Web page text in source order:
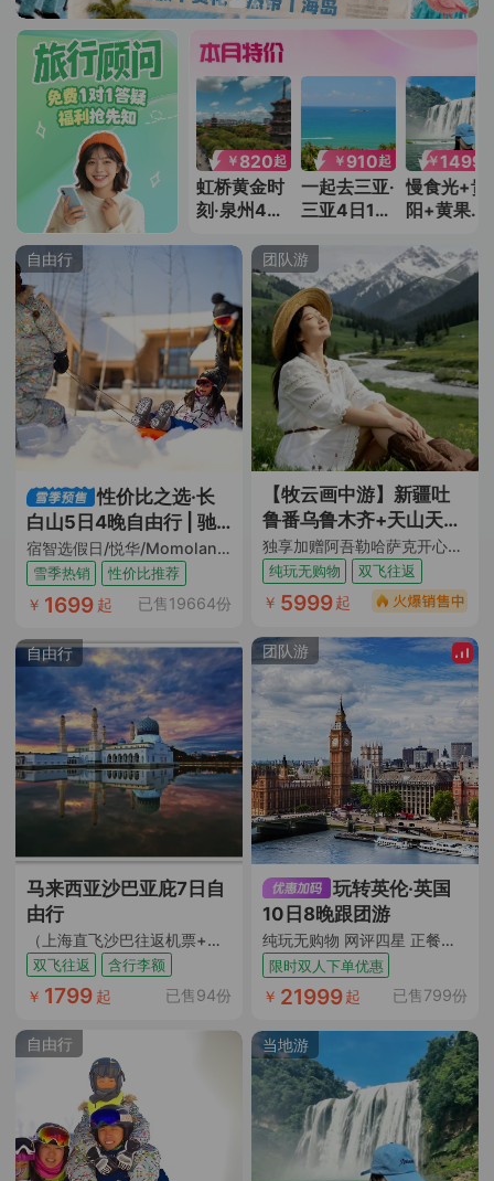
￥ 820起
虹桥黄金时
刻·泉州4日
￥910起
一起去三亚·
三亚4日1晚
然度假生活
￥1499
慢食光+贵
阳+黄果树
千户苗寨
+荔波小七
孔+梵净山
+镇远古城
日5晚跟团
游
起
都5日1晚
￥1599
毗邻地铁站
+泰国曼谷
自由行 | 沉
浸式体验
自由行
性价比之选·长
白山5日4晚自由行 | 驰
骋纯白滑雪场
宿智选假日/悦华/Momoland酒店（ 双早+日场滑雪票+汉拿山温泉票+限时水乐园+限时娱雪乐园+当地接送机+云巅观雪暖心套餐或酒店下午茶一次）
雪季热销 性价比推荐
￥ 1699 起 已售19664份
自由行
马来西亚沙巴亚庇7日自
由行
（上海直飞沙巴往返机票+含7KG手提行李+10KG托运行李额度+风下之乡+饕餮马来美食）
双飞往返 含行李额
￥ 1799 起 已售94份
自由行
团队游
【牧云画中游】新疆吐
鲁番乌鲁木齐+天山天池
+S21沙漠公路+五彩滩
+禾木风景区+喀纳斯景
区+独库公路+那拉提旅
帕尔汗薰衣草基地8日7
晚跟团游
独享加赠阿吾勒哈萨克开心牧场抱萌羊+仙草汤涮+烤肉+篝火晚会 升级1晚4钻酒店 满7人升级2+1车 1人成团 吐进乌出/乌进吐出
纯玩无购物 双飞往返
￥ 5999起
团队游
玩转英伦·英国
10日8晚跟团游
纯玩无购物 网评四星 正餐全含 九大门票 约克大教堂入内 格林威治 温德米尔湖区 达西庄园 两大学府 炸鱼和薯条餐 直飞往返 送WIFI和保险
限时双人下单优惠
￥ 21999起 已售799份
当地游